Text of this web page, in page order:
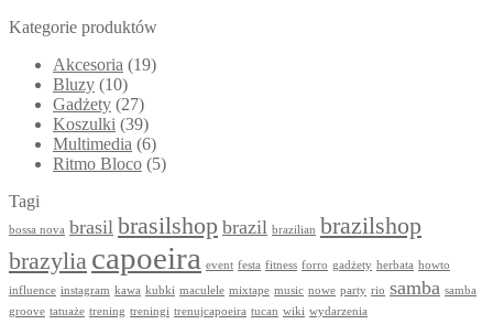
Kategorie produktów
Akcesoria (19)
Bluzy (10)
Gadżety (27)
Koszulki (39)
Multimedia (6)
Ritmo Bloco (5)
Tagi
bossa nova brasil brasilshop brazil brazilian brazilshop
brazylia capoeira event festa fitness forro gadżety herbata howto
influence instagram kawa kubki maculele mixtape music nowe party rio samba samba
groove tatuaże trening treningi trenujcapoeira tucan wiki wydarzenia